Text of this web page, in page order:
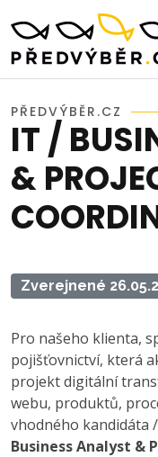
PŘEDVÝBĚR.CZ
IT /
&
Zverejnené
Pro našeho klienta,
pojišťovnictví, která
projekt digitální
webu, produktů,
vhodného kandidáta
Business Analyst &